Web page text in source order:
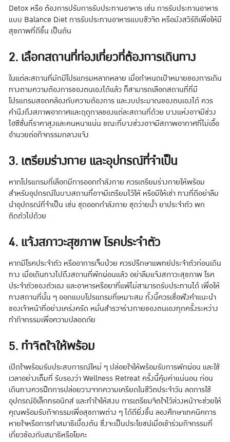
Detox หรือ ต้องการปรับการรับประทานอาหาร เช่น การรับประทานอาหาร
แบบ Balance Diet การรับประทานอาหารแบบชีวจิต หรือมังสวิรัติเพื่อให้มี
สุขภาพที่ดีขึ้น เป็นต้น
2. เลือกสถานที่ท่องเที่ยวที่ต้องการเดินทาง
ในแต่ละสถานที่มักมีโปรแกรมหลากหลาย เมื่อกำหนดเป้าหมายของการเดิน
ทางตามความต้องการของตนเองได้แล้ว ก็สามารถเลือกสถานที่ที่มี
โปรแกรมสอดคล้องกับความต้องการ และงบประมาณของตนเองได้ ควร
คำนึงถึงสภาพอากาศและฤดูกาลของแต่ละสถานที่ด้วย บางแห่งอาจมีช่วง
ไฮซีซั่นที่ราคาสูงและคนหนาแน่น ขณะที่บางช่วงอาจมีสภาพอากาศที่ไม่เอื้อ
อำนวยต่อกิจกรรมกลางแจ้ง
3. เตรียมร่างกาย และอุปกรณ์ที่จำเป็น
หากโปรแกรมที่เลือกมีการออกกำลังกาย ควรเตรียมร่างกายให้พร้อม
สำหรับอุปกรณ์ในบางสถานที่่อาจมีเตรียมไว้ให้ หรือมีให้เช่า ทางที่ดีอย่าลืม
นำอุปกรณ์ที่จำเป็น เช่น ชุดออกกำลังกาย ชุดว่ายน้ำ ยาประจำตัว พก
ติดตัวไปด้วย
4. แจ้งสภาวะสุขภาพ โรคประจำตัว
หากมีโรคประจำตัว หรืออาการเจ็บป่วย ควรปรึกษาแพทย์ประจำตัวก่อนเดิน
ทาง เมื่อเดินทางไปถึงสถานที่พักผ่อนแล้ว อย่าลืมแจ้งสภาวะสุขภาพ โรค
ประจำตัวของตัวเอง และอาหารหรือยาที่แพ้ไม่สามารถรับประทานได้ เพื่อให้
ทางสถานที่นั้น ๆ ออกแบบโปรแกรมที่เหมาะสม ทั้งนี้ควรเชื่อฟังคำแนะนำ
ของเจ้าหน้าที่อย่างเคร่งครัด หมั่นสำรวจร่างกายของตนเองทุกครั้งระหว่าง
ทำกิจกรรมเพื่อความปลอดภัย
5. ทำจิตใจให้พร้อม
เปิดใจพร้อมรับประสบการณ์ใหม่ ๆ ปล่อยใจให้พร้อมรับการพักผ่อน และใช้
เวลาอย่างเต็มที่ รับรองว่า Wellness Retreat ครั้งนี้คุ้มค่าแน่นอน ก่อน
เดินทางควรฝึกการปล่อยวางจากความเครียดในชีวิตประจำวัน ลดการใช้
อุปกรณ์อิเล็กทรอนิกส์ และทำใจให้สงบ การเตรียมจิตใจไว้ล่วงหน้าจะช่วยให้
คุณพร้อมรับกิจกรรมเพื่อสุขภาพต่าง ๆ ได้ดียิ่งขึ้น ลองศึกษาเทคนิคการ
หายใจหรือการทำสมาธิเบื้องต้น ซึ่งจะเป็นประโยชน์เมื่อเข้าร่วมกิจกรรมที่
เกี่ยวข้องกับสมาธิหรือโยคะ